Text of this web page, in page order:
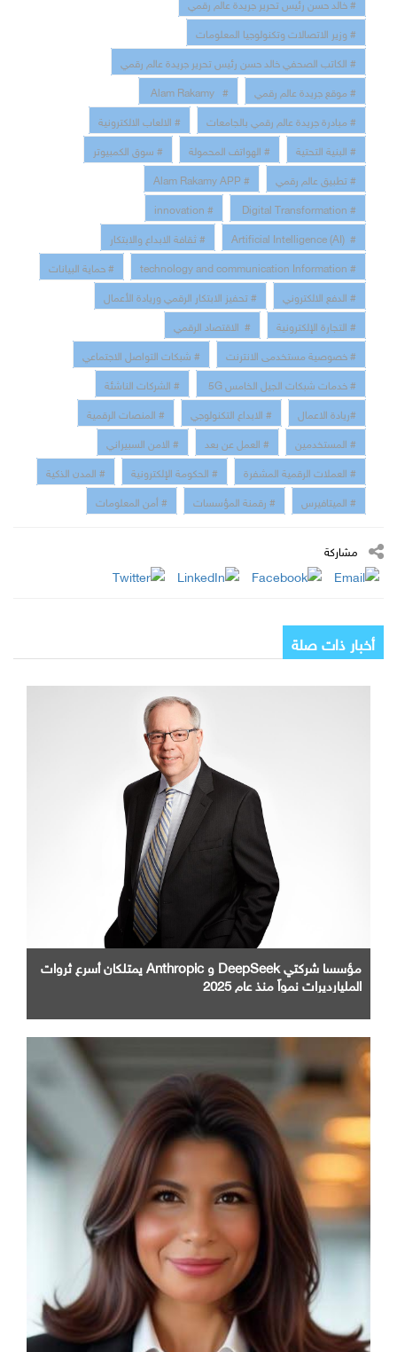
# وزير الاتصالات وتكنولوجيا المعلومات
# الكاتب الصحفي خالد حسن رئيس تحرير جريدة عالم رقمي
# موقع جريدة عالم رقمي
# Alam Rakamy
# مبادرة جريدة عالم رقمي بالجامعات
# الالعاب الالكترونية
# البنية التحتية
# الهواتف المحمولة
# سوق الكمبيوتر
# تطبيق عالم رقمي
# Alam Rakamy APP
# Digital Transformation
# innovation
# Artificial Intelligence (AI)
# ثقافة الابداع والابتكار
# technology and communication Information
# حماية البيانات
# الدفع الالكتروني
# تحفيز الابتكار الرقمي وريادة الأعمال
# التجارة الإلكترونية
# الاقتصاد الرقمي
# خصوصية مستخدمى الانترنت
# شبكات التواصل الاجتماعي
# خدمات شبكات الجيل الخامس 5G
# الشركات الناشئة
#ريادة الاعمال
# الابداع التكنولوجي
# المنصات الرقمية
# المستخدمين
# العمل عن بعد
# الامن السبيراني
# العملات الرقمية المشفرة
# الحكومة الإلكترونية
# المدن الذكية
# الميتافيرس
# رقمنة المؤسسات # أمن المعلومات
مشاركة
أخبار ذات صلة
مؤسسا شركتي DeepSeek و Anthropic يمتلكان أسرع ثروات
المليارديرات نمواً منذ عام 2025